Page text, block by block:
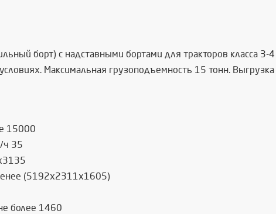
борт) с надставными бортами для тракторов класса 3-4
Максимальная грузоподъемность 15 тонн. Выгрузка
15000
35
(5192x2311x1605)
более 1460